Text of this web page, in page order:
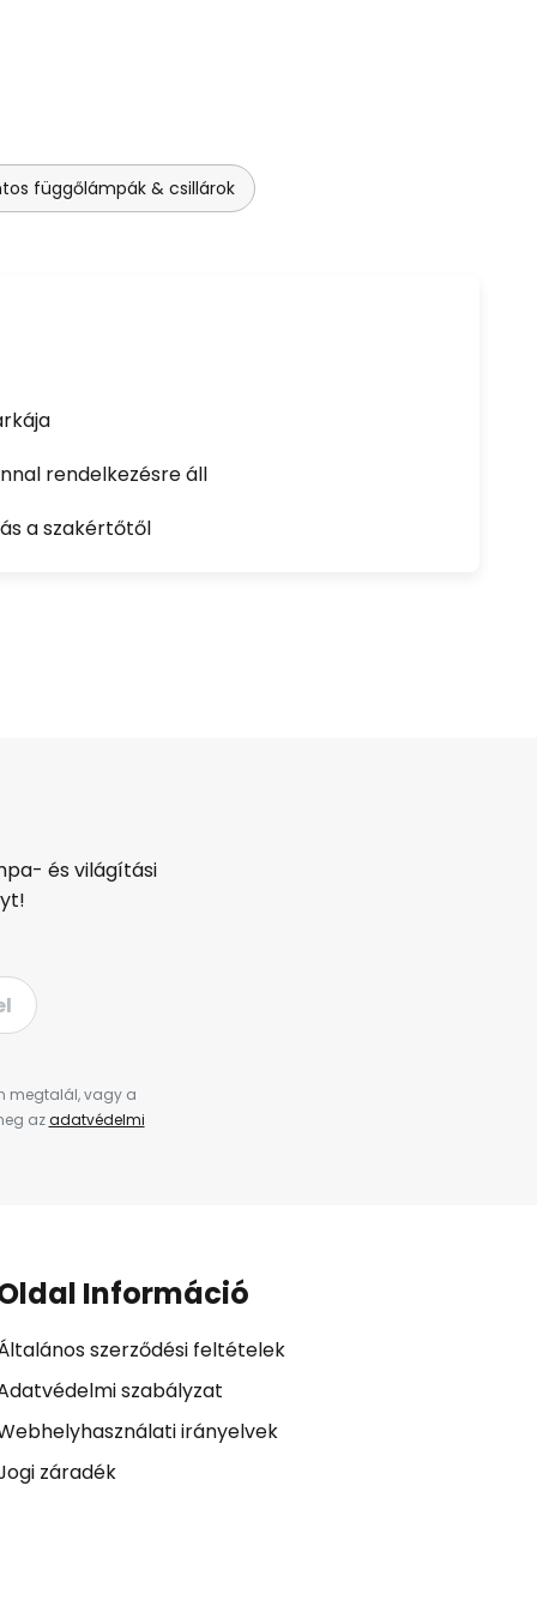
függőlámpák & csillárok
rendelkezésre áll
a szakértőtől
és világítási
megtalál, vagy a
azadatvédelmi
Információ
szerződési feltételek
szabályzat
irányelvek
záradék